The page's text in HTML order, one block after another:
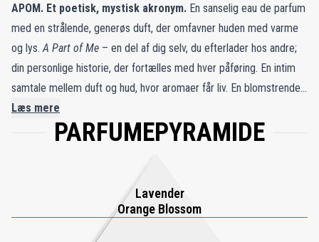
APOM. Et poetisk, mystisk akronym. En sanselig eau de parfum
med en strålende, generøs duft, der omfavner huden med varme
og lys.A Part of Me – en del af dig selv, du efterlader hos andre;
din personlige historie, der fortælles med hver påføring. En intim
samtale mellem duft og hud, hvor aromaer får liv. En blomstrende,
aromatisk og ravagtig duft, hvor APOM straks afslører en velkendt
signatur. Strålende topnoter glider over i et blødt, floralt hjerte –
Ylang-ylang tilføjer solrige noter til vanilje, som folder sig ud i et
trygt favntag af hvide moskusnoter. En intim duft, der omfavner
både kroppen og personligheden med elegance.
Læs mere
PARFUMEPYRAMIDE
Lavender
Orange Blossom